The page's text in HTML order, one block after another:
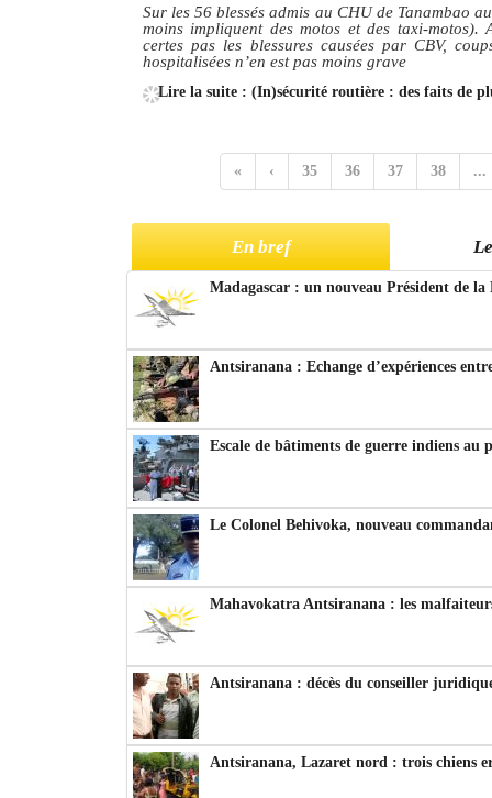
Sur les 56 blessés admis au CHU de Tanambao
moins impliquent des motos et des taxi-motos).
certes pas les blessures causées par CBV,
hospitalisées n’en est pas moins grave
Lire la suite : (In)sécurité routière : des faits de
« ‹ 35 36 37 38 ...
En bref
Madagascar : un nouveau Président de
Antsiranana : Echange d’expériences
Escale de bâtiments de guerre indiens au
Le Colonel Behivoka, nouveau
Mahavokatra Antsiranana : les
Antsiranana : décès du conseiller
Antsiranana, Lazaret nord : trois chiens